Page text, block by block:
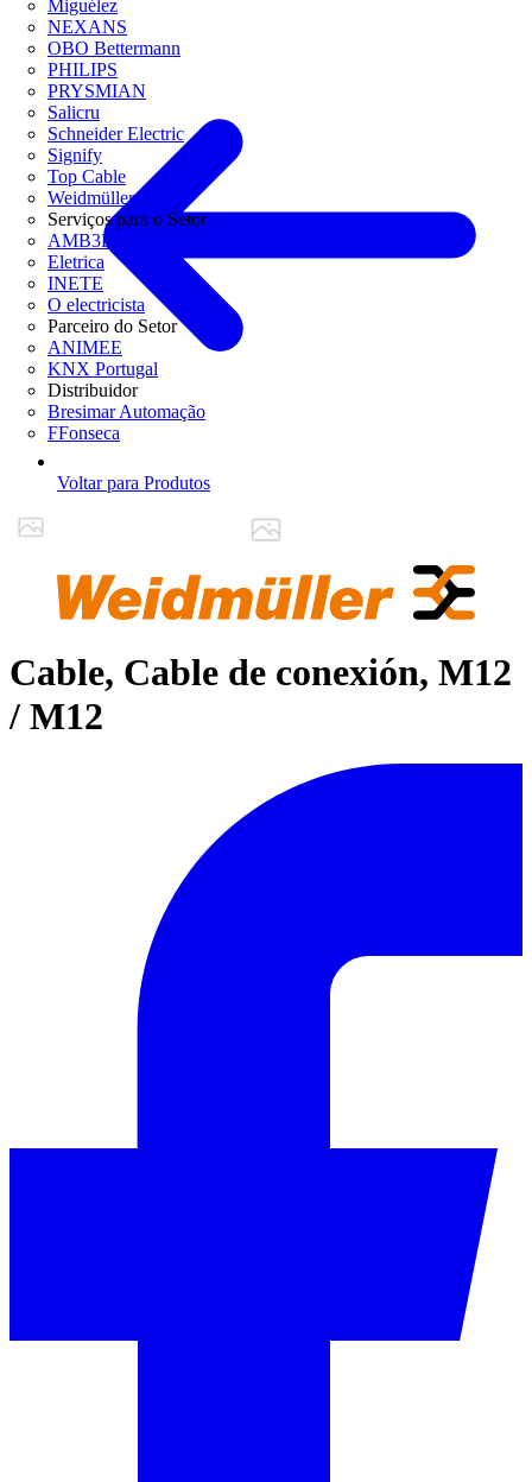
Miguélez
NEXANS
OBO Bettermann
PHILIPS
PRYSMIAN
Salicru
Schneider Electric
Signify
Top Cable
Weidmüller
Serviços para o Setor
AMB3E
Eletrica
INETE
O electricista
Parceiro do Setor
ANIMEE
KNX Portugal
Distribuidor
Bresimar Automação
FFonseca
Voltar para Produtos
Cable, Cable de conexión, M12
/ M12